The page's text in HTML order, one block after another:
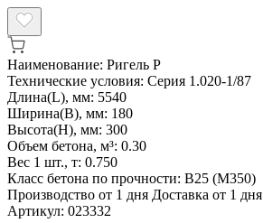
Наименование: Ригель Р
Технические условия: Серия 1.020-1/87
Длина(L), мм: 5540
Ширина(B), мм: 180
Высота(H), мм: 300
Объем бетона, м³: 0.30
Вес 1 шт., т: 0.750
Класс бетона по прочности: В25 (М350)
Производство от 1 дня Доставка от 1 дня
Артикул: 023332